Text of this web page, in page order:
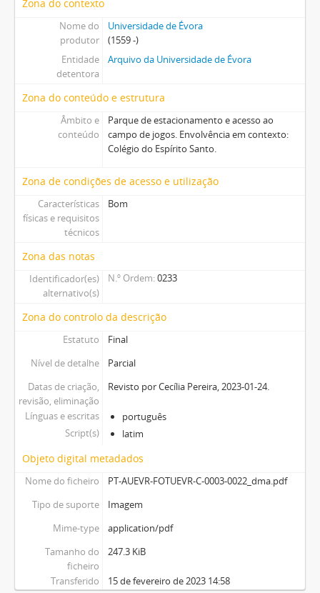
Zona do contexto
Nome do
produtor
Universidade de Évora
(1559 -)
Entidade
detentora
Arquivo da Universidade de Évora
Zona do conteúdo e estrutura
Âmbito e
conteúdo
Parque de estacionamento e acesso ao
campo de jogos. Envolvência em contexto:
Colégio do Espírito Santo.
Zona de condições de acesso e utilização
Características
físicas e requisitos
técnicos
Bom
Zona das notas
Identificador(es)
alternativo(s)
N.º Ordem 0233
Zona do controlo da descrição
Estatuto
Final
Nível de detalhe
Parcial
Datas de criação,
revisão, eliminação
Revisto por Cecília Pereira, 2023-01-24.
Línguas e escritas
português
Script(s)
latim
Objeto digital metadados
Nome do ficheiro
PT-AUEVR-FOTUEVR-C-0003-0022_dma.pdf
Tipo de suporte
Imagem
Mime-type
application/pdf
Tamanho do
ficheiro
247.3 KiB
Transferido 15 de fevereiro de 2023 14:58